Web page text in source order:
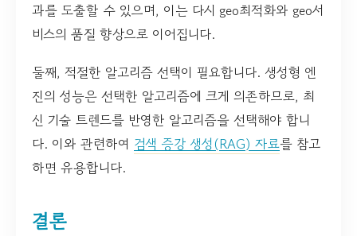
과를 도출할 수 있으며, 이는 다시 geo최적화와 geo서
비스의 품질 향상으로 이어집니다.
둘째, 적절한 알고리즘 선택이 필요합니다. 생성형 엔
진의 성능은 선택한 알고리즘에 크게 의존하므로, 최
신 기술 트렌드를 반영한 알고리즘을 선택해야 합니
다. 이와 관련하여 검색 증강 생성(RAG) 자료를 참고
하면 유용합니다.
결론